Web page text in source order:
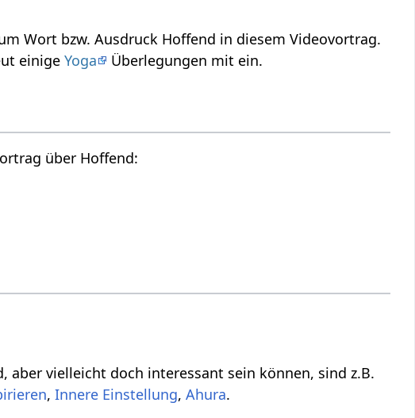
Hoffend‏‎ - was kann das heißen? Informationen und Anregungen zum Wort bzw. Ausdruck Hoffend‏‎ in diesem Videovortrag.
Hoffend‏‎ und streut einigeYoga Überlegungen mit ein.
Hier findest du die Tonspur des oberen Videos, also einen Audio Vortrag über Hoffend‏‎:
Einige Begriffe, die vielleicht nicht direkt zu tun haben mit Hoffend‏‎, aber vielleicht doch interessant sein können, sind z.B.
, ,Ahura.